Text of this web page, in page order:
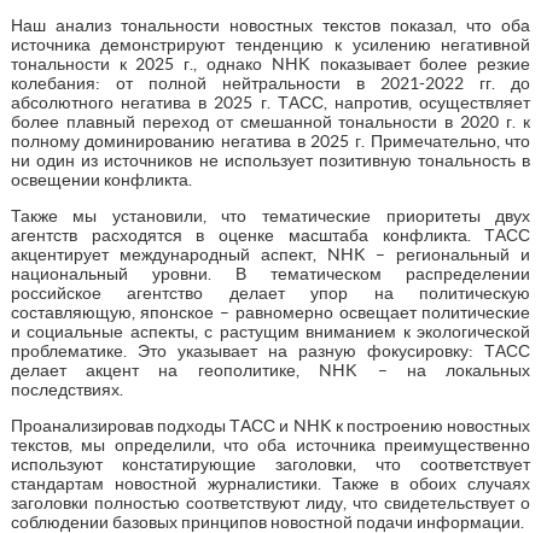
Наш анализ тональности новостных текстов показал, что оба
источника демонстрируют тенденцию к усилению негативной
тональности к 2025 г., однако NHK показывает более резкие
колебания: от полной нейтральности в 2021-2022 гг. до
абсолютного негатива в 2025 г. ТАСС, напротив, осуществляет
более плавный переход от смешанной тональности в 2020 г. к
полному доминированию негатива в 2025 г. Примечательно, что
ни один из источников не использует позитивную тональность в
освещении конфликта.
Также мы установили, что тематические приоритеты двух
агентств расходятся в оценке масштаба конфликта. ТАСС
акцентирует международный аспект, NHK – региональный и
национальный уровни. В тематическом распределении
российское агентство делает упор на политическую
составляющую, японское – равномерно освещает политические
и социальные аспекты, с растущим вниманием к экологической
проблематике. Это указывает на разную фокусировку: ТАСС
делает акцент на геополитике, NHK – на локальных
последствиях.
Проанализировав подходы ТАСС и NHK к построению новостных
текстов, мы определили, что оба источника преимущественно
используют констатирующие заголовки, что соответствует
стандартам новостной журналистики. Также в обоих случаях
заголовки полностью соответствуют лиду, что свидетельствует о
соблюдении базовых принципов новостной подачи информации.